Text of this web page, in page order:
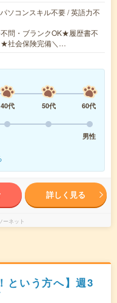
ソコンスキル不要 / 英語力不
問・ブランクOK★履歴書不
★社会保険完備＼…
40代 50代
60代
男性
詳しく見る
ーネット
という方へ】週3